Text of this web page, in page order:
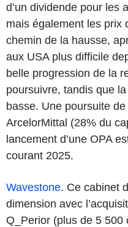
d’un dividende pour les
mais également les prix
chemin de la hausse,
aux USA plus difficile
belle progression de la
poursuivre, tandis que
basse. Une poursuite
ArcelorMittal (28% du
lancement d’une OPA
courant 2025.
Wavestone. Ce cabinet
dimension avec
Q_Perior (plus de 5 500